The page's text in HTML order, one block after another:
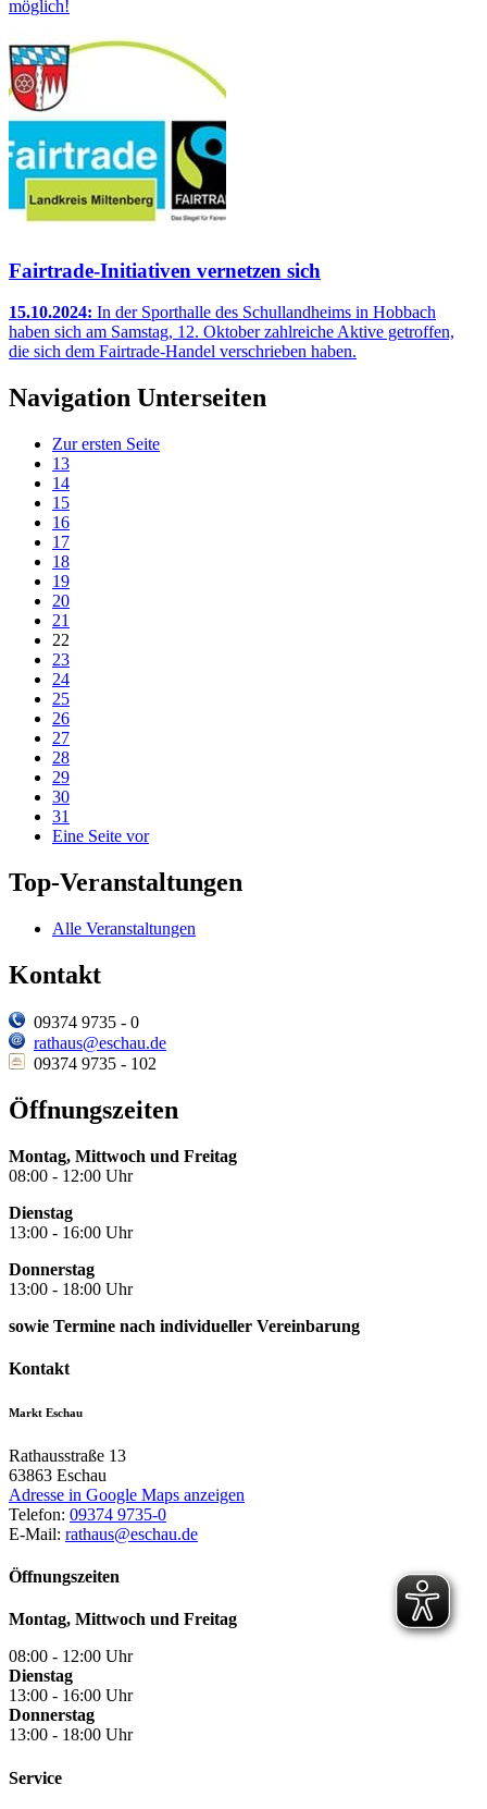
möglich!
Fairtrade-Initiativen vernetzen sich
15.10.2024: In der Sporthalle des Schullandheims in Hobbach
haben sich am Samstag, 12. Oktober zahlreiche Aktive getroffen,
die sich dem Fairtrade-Handel verschrieben haben.
Navigation Unterseiten
Zur ersten Seite
13
14
15
16
17
18
19
20
21
22
23
24
25
26
27
28
29
30
31
Eine Seite vor
Top-Veranstaltungen
Alle Veranstaltungen
Kontakt
09374 9735 - 0
rathaus@eschau.de
09374 9735 - 102
Öffnungszeiten
Montag, Mittwoch und Freitag
08:00 - 12:00 Uhr
Dienstag
13:00 - 16:00 Uhr
Donnerstag
13:00 - 18:00 Uhr
sowie Termine nach individueller Vereinbarung
Kontakt
Markt Eschau
Rathausstraße 13
63863 Eschau
Adresse in Google Maps anzeigen
Telefon: 09374 9735-0
E-Mail: rathaus@eschau.de
Öffnungszeiten
Montag, Mittwoch und Freitag
08:00 - 12:00 Uhr
Dienstag
13:00 - 16:00 Uhr
Donnerstag
13:00 - 18:00 Uhr
Service